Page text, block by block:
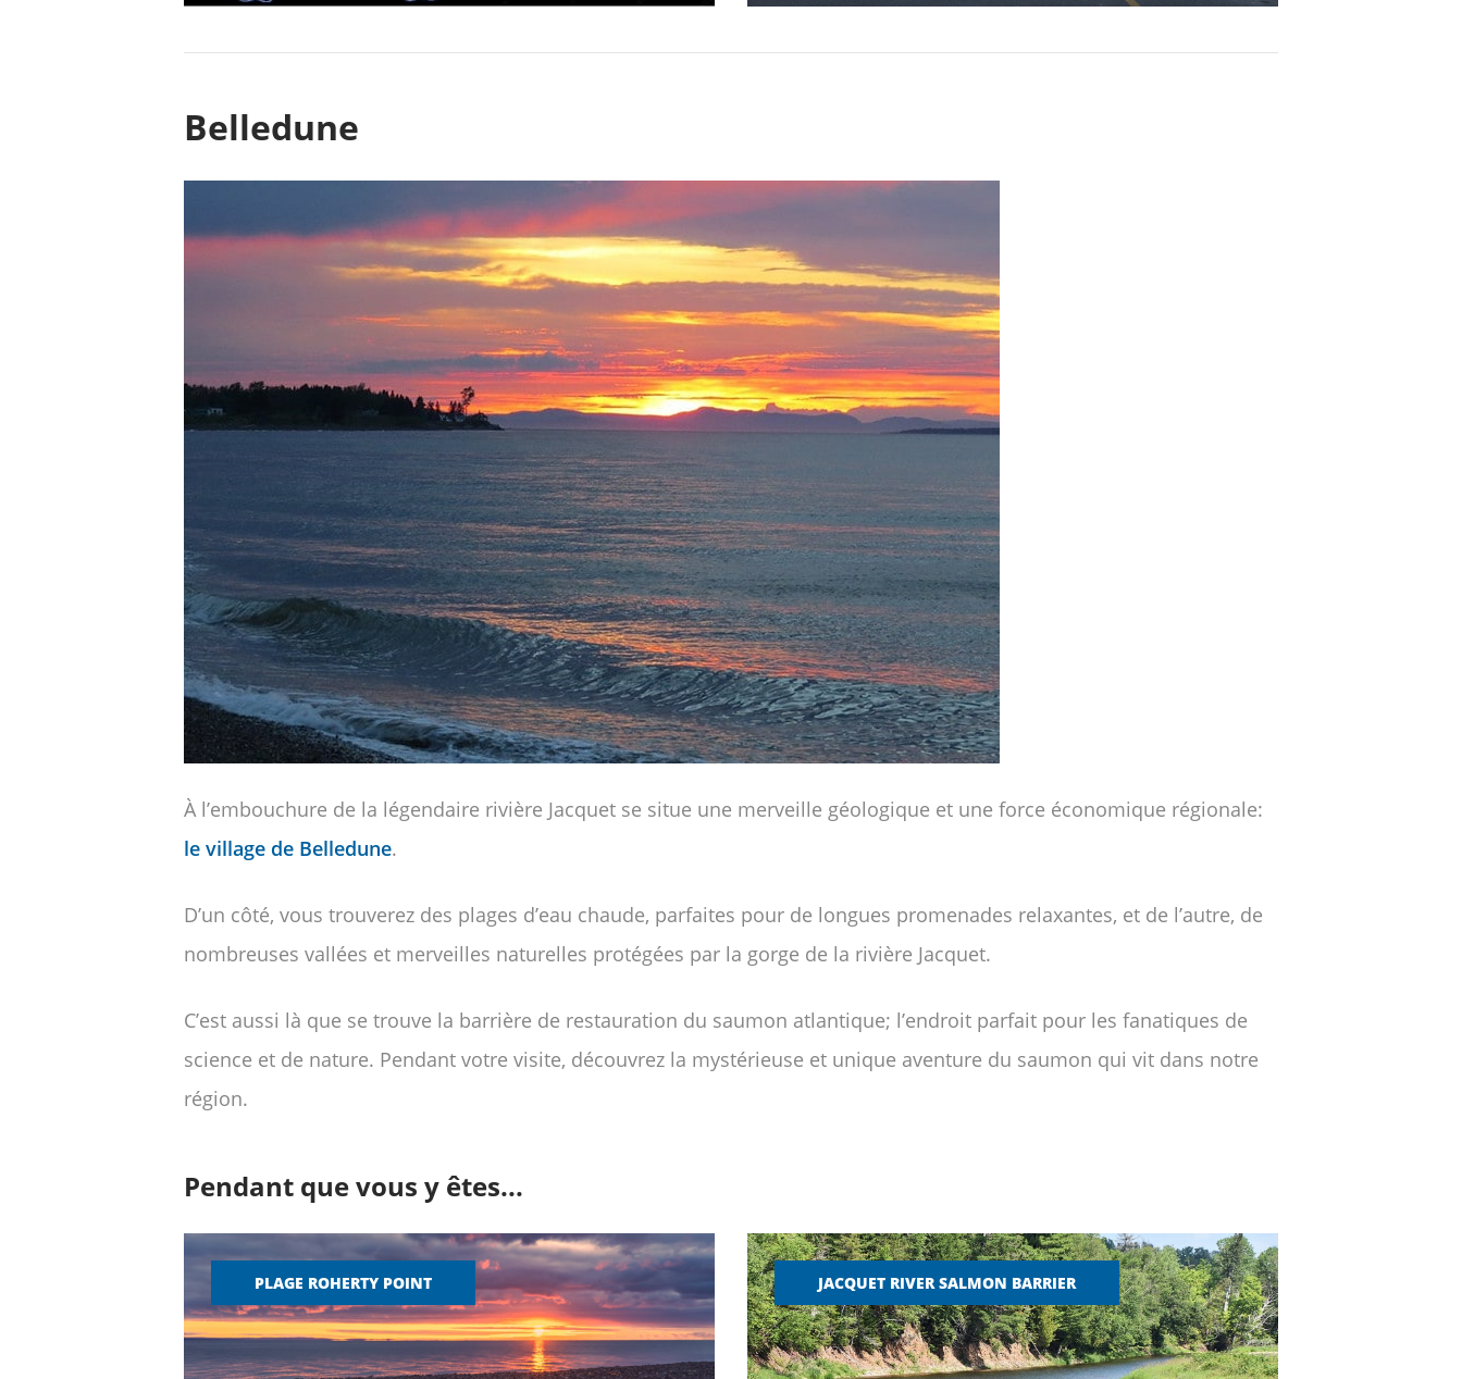
Belledune
À l’embouchure de la légendaire rivière Jacquet se situe une merveille géologique et une force économique régionale:
le village de Belledune.
D’un côté, vous trouverez des plages d’eau chaude, parfaites pour de longues promenades relaxantes, et de l’autre, de
nombreuses vallées et merveilles naturelles protégées par la gorge de la rivière Jacquet.
C’est aussi là que se trouve la barrière de restauration du saumon atlantique; l’endroit parfait pour les fanatiques de
science et de nature. Pendant votre visite, découvrez la mystérieuse et unique aventure du saumon qui vit dans notre
région.
Pendant que vous y êtes...
PLAGE ROHERTY POINT JACQUET RIVER SALMON BARRIER